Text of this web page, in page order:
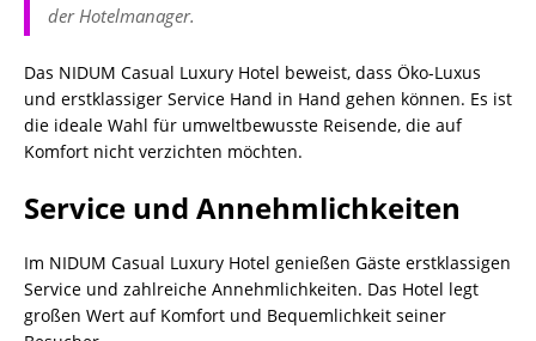
der Hotelmanager.
Das NIDUM Casual Luxury Hotel beweist, dass Öko-Luxus
und erstklassiger Service Hand in Hand gehen können. Es ist
die ideale Wahl für umweltbewusste Reisende, die auf
Komfort nicht verzichten möchten.
Service und Annehmlichkeiten
Im NIDUM Casual Luxury Hotel genießen Gäste erstklassigen
Service und zahlreiche Annehmlichkeiten. Das Hotel legt
großen Wert auf Komfort und Bequemlichkeit seiner